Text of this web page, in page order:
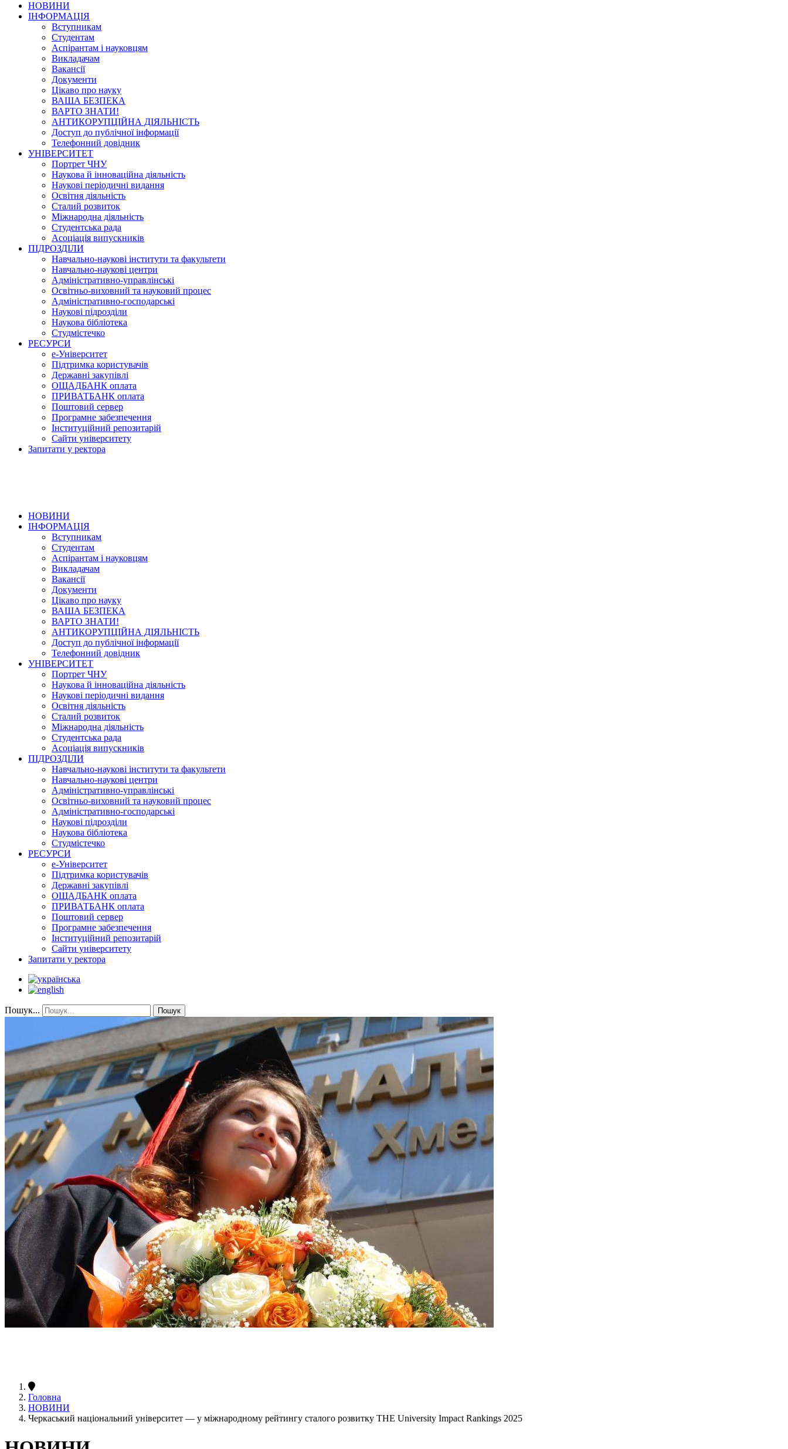
НОВИНИ
ІНФОРМАЦІЯ
Вступникам
Студентам
Аспірантам і науковцям
Викладачам
Вакансії
Документи
Цікаво про науку
ВАША БЕЗПЕКА
ВАРТО ЗНАТИ!
АНТИКОРУПЦІЙНА ДІЯЛЬНІСТЬ
Доступ до публічної інформації
Телефонний довідник
УНІВЕРСИТЕТ
Портрет ЧНУ
Наукова й інноваційна діяльність
Наукові періодичні видання
Освітня діяльність
Сталий розвиток
Міжнародна діяльність
Студентська рада
Асоціація випускників
ПІДРОЗДІЛИ
Навчально-наукові інститути та факультети
Навчально-наукові центри
Адміністративно-управлінські
Освітньо-виховний та науковий процес
Адміністративно-господарські
Наукові підрозділи
Наукова бібліотека
Студмістечко
РЕСУРСИ
е-Університет
Підтримка користувачів
Державні закупівлі
ОЩАДБАНК оплата
ПРИВАТБАНК оплата
Поштовий сервер
Програмне забезпечення
Інституційний репозитарій
Сайти університету
Запитати у ректора
НОВИНИ
ІНФОРМАЦІЯ
Вступникам
Студентам
Аспірантам і науковцям
Викладачам
Вакансії
Документи
Цікаво про науку
ВАША БЕЗПЕКА
ВАРТО ЗНАТИ!
АНТИКОРУПЦІЙНА ДІЯЛЬНІСТЬ
Доступ до публічної інформації
Телефонний довідник
УНІВЕРСИТЕТ
Портрет ЧНУ
Наукова й інноваційна діяльність
Наукові періодичні видання
Освітня діяльність
Сталий розвиток
Міжнародна діяльність
Студентська рада
Асоціація випускників
ПІДРОЗДІЛИ
Навчально-наукові інститути та факультети
Навчально-наукові центри
Адміністративно-управлінські
Освітньо-виховний та науковий процес
Адміністративно-господарські
Наукові підрозділи
Наукова бібліотека
Студмістечко
РЕСУРСИ
е-Університет
Підтримка користувачів
Державні закупівлі
ОЩАДБАНК оплата
ПРИВАТБАНК оплата
Поштовий сервер
Програмне забезпечення
Інституційний репозитарій
Сайти університету
Запитати у ректора
Пошук... Пошук
Головна
НОВИНИ
Черкаський національний університет — у міжнародному рейтингу сталого розвитку THE University Impact Rankings 2025